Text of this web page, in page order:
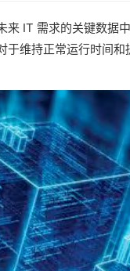
来 IT 需求的关键数据
于维持正常运行时间